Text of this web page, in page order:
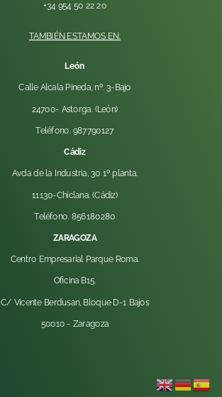
+34 954 50 22 20
TAMBIÉN ESTAMOS EN:
León
Calle Alcala Pineda, nº. 3-Bajo
24700- Astorga. (León)
Teléfono. 987790127
Cádiz
Avda de la Industria, 30 1º planta.
11130-Chiclana. (Cádiz)
Teléfono. 856180280
ZARAGOZA
Centro Empresarial Parque Roma.
Oficina B15.
C/ Vicente Berdusan, Bloque D-1 Bajos
50010 -Zaragoza